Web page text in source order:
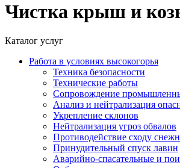
Чистка крыш и
Каталог услуг
Работа в условиях высокогорья
Техника безопасности
Технические работы
Сопровождение
Анализ и нейтрализация
Укрепление склонов
Нейтрализация угроз обвалов
Противодействие сходу
Принудительный спуск лавин
Аварийно-спасательные и